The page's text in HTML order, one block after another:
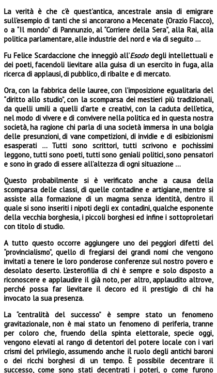
La verità è che c’è quest’antica, ancestrale ansia di emigrare
sull’esempio di tanti che si an­corarono a Mecenate (Orazio Flacco),
o a “Il mondo” di Pannunzio, al “Corriere della Sera”, alla Rai, alla
politica parlamentare, alle industrie del nord e via di seguito …
Fu Felice Scardaccione che inneggiò all’Esododegli intellettuali e
dei poeti, facendoli lievitare alla guisa di un esercito in fuga, alla
ricerca di applausi, di pubblico, di ribalte e di mercato.
Ora, con la fabbrica delle lauree, con l’imposizione egualitaria del
“diritto allo studio”, con la scomparsa dei mestieri più tradizionali,
da quelli umili a quelli d’arte e creativi, con la caduta dell’etica,
nel modo di vivere e di convivere nella politica ed in questa nostra
società, ha ragione chi parla di una società immersa in una bolgia
delle presunzioni, di vane competizioni, di invidie e di esibizionismi
esasperati … Tutti sono scrittori, tutti scrivono e pochissimi
leggono, tutti sono poeti, tutti sono geniali politici, sono pensatori
e sono in grado di essere all’altezza di ogni situazione …
Questo probabilmente si è verificato anche a causa della
scomparsa delle classi, di quelle contadine e artigiane, mentre si
assiste alla formazione di un magma senza identità, dentro il
quale si sono inseriti i nipoti degli ex contadini, qualche esponente
della vecchia borghesia, i piccoli borghesi ed infi­ne i sottoproletari
con titolo di studio.
A tutto questo occorre aggiungere uno dei peggiori difetti del
“provincialismo”, quello di fregiarsi dei grandi nomi che vengono
invitati a tenere le loro ponderose conferenze sul nostro povero e
de­solato deserto. L’esterofilia di chi è sempre e solo disposto a
riconoscere e applaudire il già noto, per altro, applaudito altrove,
perché possa far lievitare il decoro ed il prestigio di chi ha
invocato la sua presenza.
La “centralità del successo” è sempre stato un fenomeno
gravitazionale, non è mai stato un fenomeno di periferia, tranne
per coloro che, fruendo della spinta elettorale, specie oggi,
vengono elevati al rango di detentori del potere locale con i vari
crismi del privilegio, assumendo anche il ruolo degli antichi baroni
o dei ricchi borghesi di un tempo. È possibile decentrare il
successo, come sono stati decentrati i poteri, o come furono